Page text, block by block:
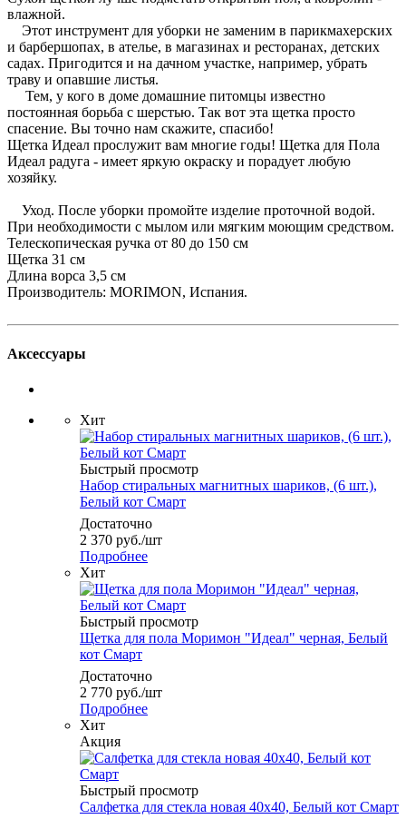
влажной.
Этот инструмент для уборки не заменим в парикмахерских
и барбершопах, в ателье, в магазинах и ресторанах, детских
садах. Пригодится и на дачном участке, например, убрать
траву и опавшие листья.
Тем, у кого в доме домашние питомцы известно
постоянная борьба с шерстью. Так вот эта щетка просто
спасение. Вы точно нам скажите, спасибо!
Щетка Идеал прослужит вам многие годы! Щетка для Пола
Идеал радуга - имеет яркую окраску и порадует любую
хозяйку.
Уход. После уборки промойте изделие проточной водой.
При необходимости с мылом или мягким моющим средством.
Телескопическая ручка от 80 до 150 см
Щетка 31 см
Длина ворса 3,5 см
Производитель: MORIMON, Испания.
Аксессуары
Хит
Быстрый просмотр
Набор стиральных магнитных шариков, (6 шт.),
Белый кот Смарт
Достаточно
2 370 руб./шт
Подробнее
Хит
Быстрый просмотр
Щетка для пола Моримон "Идеал" черная, Белый
кот Смарт
Достаточно
2 770 руб./шт
Подробнее
Хит
Акция
Быстрый просмотр
Салфетка для стекла новая 40х40, Белый кот Смарт